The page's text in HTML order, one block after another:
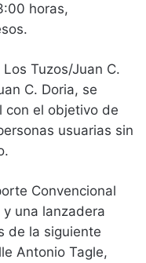
horas,
Tuzos/Juan C.
C. Doria, se
con el objetivo de
usuarias sin
Convencional
una lanzadera
de la siguiente
Antonio Tagle,